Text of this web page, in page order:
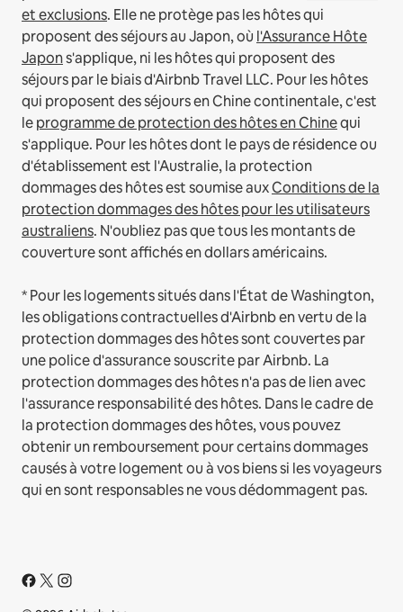
et exclusions. Elle ne protège pas les hôtes qui
proposent des séjours au Japon, où l'Assurance Hôte
Japons'applique, ni les hôtes qui proposent des
séjours par le biais d'Airbnb Travel LLC. Pour les hôtes
qui proposent des séjours en Chine continentale, c'est
leprogramme de protection des hôtes en Chinequi
s'applique. Pour les hôtes dont le pays de résidence ou
d'établissement est l'Australie, la protection
dommages des hôtes est soumise auxConditions de la
protection dommages des hôtes pour les utilisateurs
australiens. N'oubliez pas que tous les montants de
couverture sont affichés en dollars américains.
* Pour les logements situés dans l'État de Washington,
les obligations contractuelles d'Airbnb en vertu de la
protection dommages des hôtes sont couvertes par
une police d'assurance souscrite par Airbnb. La
protection dommages des hôtes n'a pas de lien avec
l'assurance responsabilité des hôtes. Dans le cadre de
la protection dommages des hôtes, vous pouvez
obtenir un remboursement pour certains dommages
causés à votre logement ou à vos biens si les voyageurs
qui en sont responsables ne vous dédommagent pas.